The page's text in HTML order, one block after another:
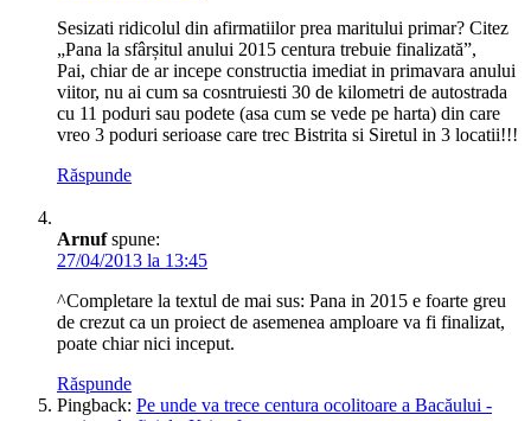
Sesizati ridicolul din afirmatiilor prea maritului primar? Citez
„Pana la sfârșitul anului 2015 centura trebuie finalizată”,
Pai, chiar de ar incepe constructia imediat in primavara anului
viitor, nu ai cum sa cosntruiesti 30 de kilometri de autostrada
cu 11 poduri sau podete (asa cum se vede pe harta) din care
vreo 3 poduri serioase care trec Bistrita si Siretul in 3 locatii!!!
Răspunde
Arnuf spune:
27/04/2013 la 13:45
^Completare la textul de mai sus: Pana in 2015 e foarte greu
de crezut ca un proiect de asemenea amploare va fi finalizat,
poate chiar nici inceput.
Răspunde
Pingback: Pe unde va trece centura ocolitoare a Bacăului -